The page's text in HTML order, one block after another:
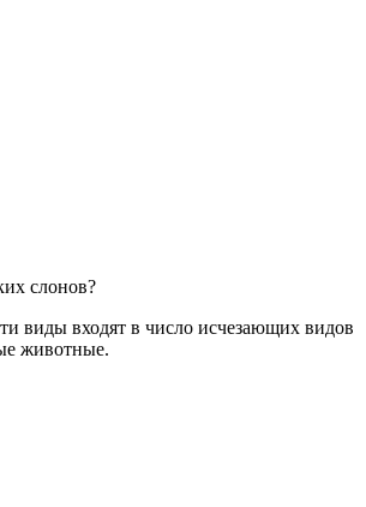
слонов?
виды входят в число исчезающих видов
животные.